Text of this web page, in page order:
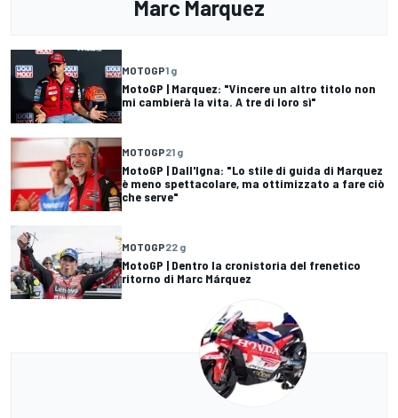
Marc Marquez
MOTOGP1 g
MotoGP | Marquez: "Vincere un altro titolo non
mi cambierà la vita. A tre di loro sì"
MOTOGP21 g
MotoGP | Dall'Igna: "Lo stile di guida di Marquez
è meno spettacolare, ma ottimizzato a fare ciò
che serve"
MOTOGP22 g
MotoGP | Dentro la cronistoria del frenetico
ritorno di Marc Márquez